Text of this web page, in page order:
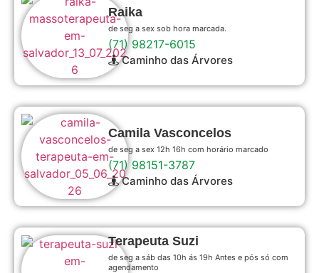
Raika
de seg a sex sob hora marcada.
(71) 98217-6015
Caminho das Árvores
Camila Vasconcelos
de seg a sex 12h 16h com horário marcado
(71) 98151-3787
Caminho das Árvores
Terapeuta Suzi
de seg a sáb das 10h ás 19h Antes e pós só com
agendamento